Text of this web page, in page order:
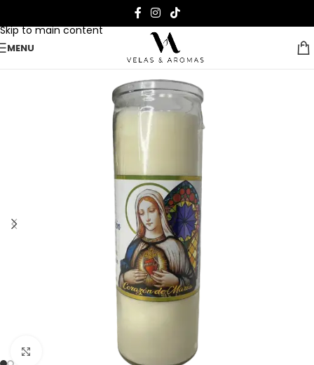
Skip to main content
MENU
Clique para ampliar